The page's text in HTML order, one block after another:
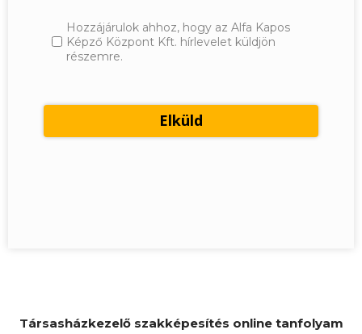
Hozzájárulok ahhoz, hogy az Alfa Kapos
Képző Központ Kft. hírlevelet küldjön
részemre.
Társasházkezelő szakképesítés online tanfolyam